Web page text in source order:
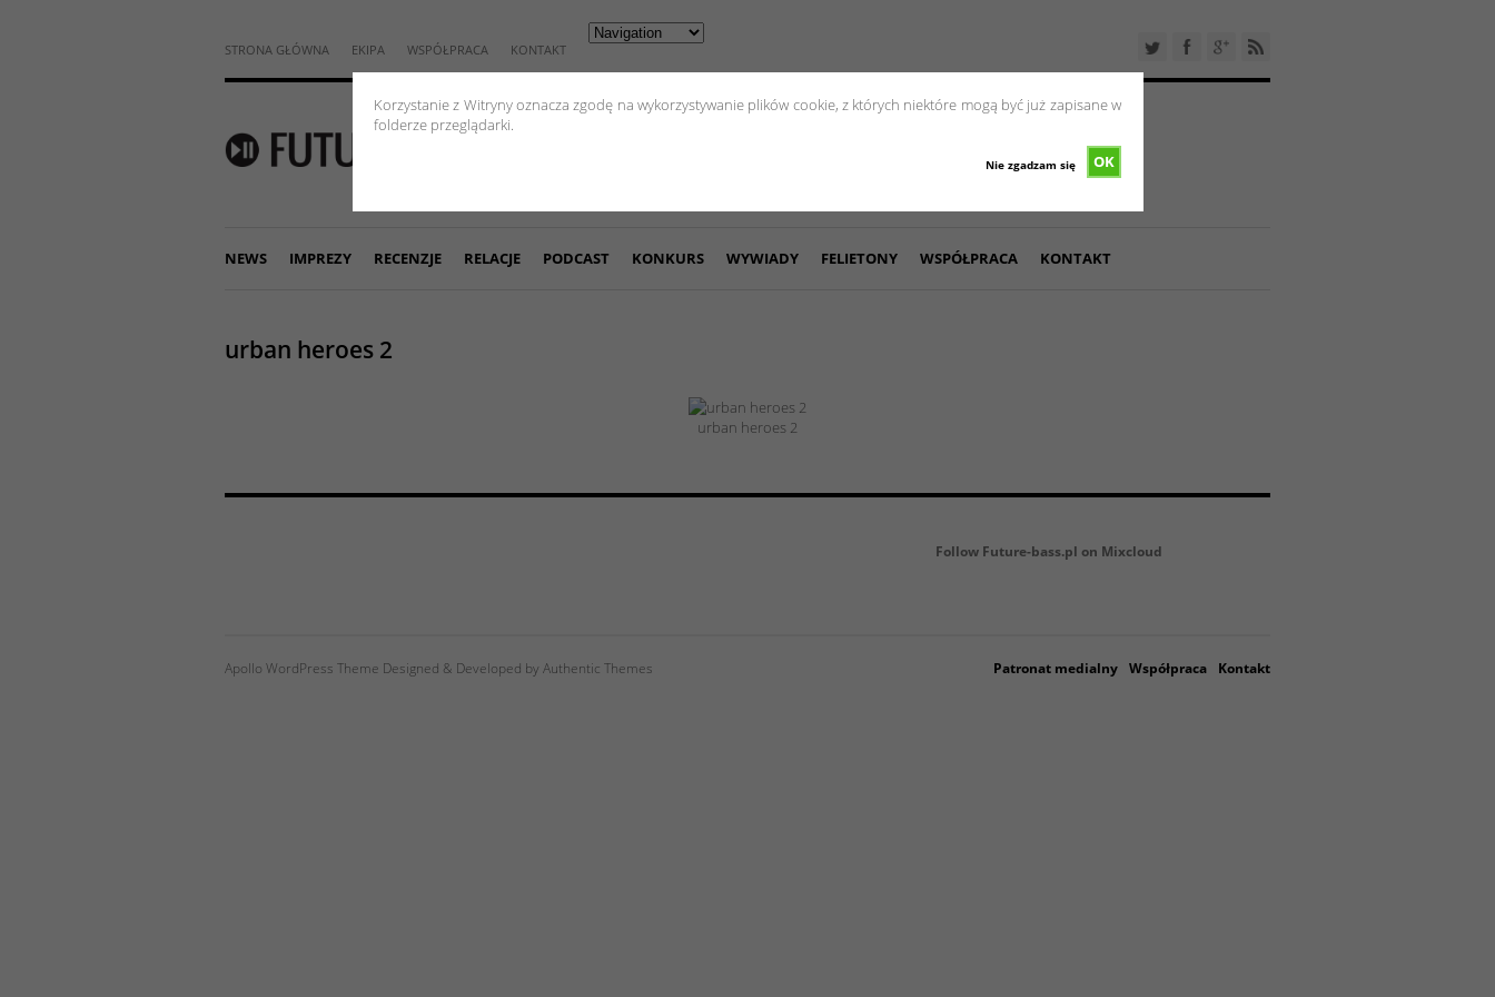
Korzystanie z Witryny oznacza zgodę na wykorzystywanie plików cookie, z których niektóre mogą być już zapisane w
folderze przeglądarki.
OK
Nie zgadzam się
STRONA GŁÓWNA EKIPA WSPÓŁPRACA KONTAKT
NEWS IMPREZY RECENZJE RELACJE PODCAST KONKURS WYWIADY FELIETONY WSPÓŁPRACA KONTAKT
urban heroes 2
urban heroes 2
Follow Future-bass.pl on Mixcloud
Apollo WordPress Theme Designed & Developed by Authentic Themes Patronat medialny Współpraca Kontakt